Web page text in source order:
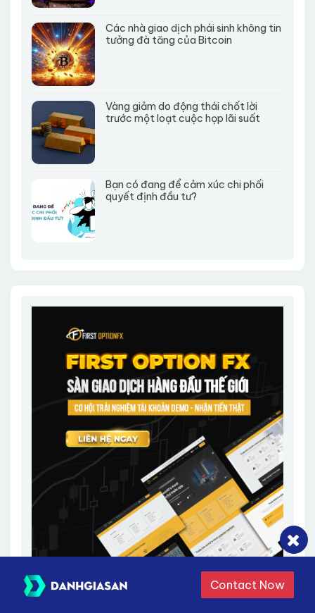
Các nhà giao dịch phái sinh không tin
tưởng đà tăng của Bitcoin
Vàng giảm do động thái chốt lời
trước một loạt cuộc họp lãi suất
Bạn có đang để cảm xúc chi phối
quyết định đầu tư?
Contact Now